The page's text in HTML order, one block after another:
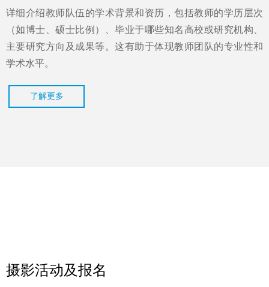
详细介绍教师队伍的学术背景和资历，包括教师的学历层次
（如博士、硕士比例）、毕业于哪些知名高校或研究机构、
主要研究方向及成果等。这有助于体现教师团队的专业性和
学术水平。
了解更多
摄影活动及报名